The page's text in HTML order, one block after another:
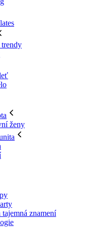
ženy
tajemná znamení